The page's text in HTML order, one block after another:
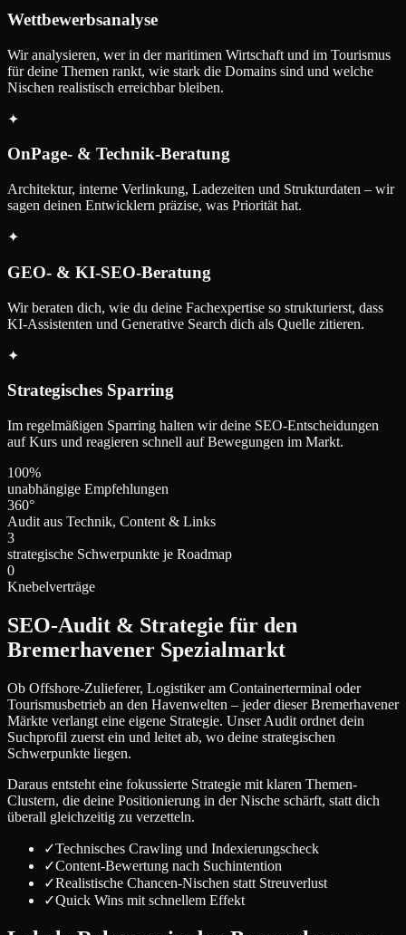
Wettbewerbsanalyse
Wir analysieren, wer in der maritimen Wirtschaft und im Tourismus
für deine Themen rankt, wie stark die Domains sind und welche
Nischen realistisch erreichbar bleiben.
✦
OnPage- & Technik-Beratung
Architektur, interne Verlinkung, Ladezeiten und Strukturdaten – wir
sagen deinen Entwicklern präzise, was Priorität hat.
✦
GEO- & KI-SEO-Beratung
Wir beraten dich, wie du deine Fachexpertise so strukturierst, dass
KI-Assistenten und Generative Search dich als Quelle zitieren.
✦
Strategisches Sparring
Im regelmäßigen Sparring halten wir deine SEO-Entscheidungen
auf Kurs und reagieren schnell auf Bewegungen im Markt.
100%
unabhängige Empfehlungen
360°
Audit aus Technik, Content & Links
3
strategische Schwerpunkte je Roadmap
0
Knebelverträge
SEO-Audit & Strategie für den
Bremerhavener Spezialmarkt
Ob Offshore-Zulieferer, Logistiker am Containerterminal oder
Tourismusbetrieb an den Havenwelten – jeder dieser Bremerhavener
Märkte verlangt eine eigene Strategie. Unser Audit ordnet dein
Suchprofil zuerst ein und leitet ab, wo deine strategischen
Schwerpunkte liegen.
Daraus entsteht eine fokussierte Strategie mit klaren Themen-
Clustern, die deine Positionierung in der Nische schärft, statt dich
überall gleichzeitig zu verzetteln.
✓Technisches Crawling und Indexierungscheck
✓Content-Bewertung nach Suchintention
✓Realistische Chancen-Nischen statt Streuverlust
✓Quick Wins mit schnellem Effekt